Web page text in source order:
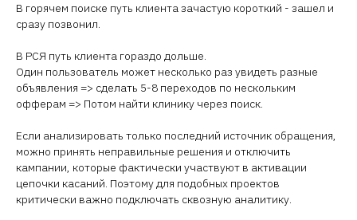
В горячем поиске путь клиента зачастую короткий - зашел и
сразу позвонил.
В РСЯ путь клиента гораздо дольше.
Один пользователь может несколько раз увидеть разные
объявления => сделать 5-8 переходов по нескольким
офферам => Потом найти клинику через поиск.
Если анализировать только последний источник обращения,
можно принять неправильные решения и отключить
кампании, которые фактически участвуют в активации
цепочки касаний. Поэтому для подобных проектов
критически важно подключать сквозную аналитику.
Наладим стабильный поток
пациентов в клинику "под ключ"